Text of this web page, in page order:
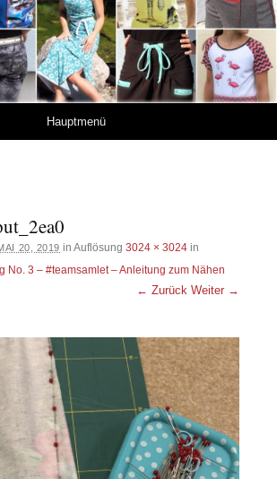
Hauptmenü
20, 2019 in Auflösung 3024 × 3024 in
No. 3 – #teamsamlet – Anleitung zum Nähen
← Zurück Weiter →